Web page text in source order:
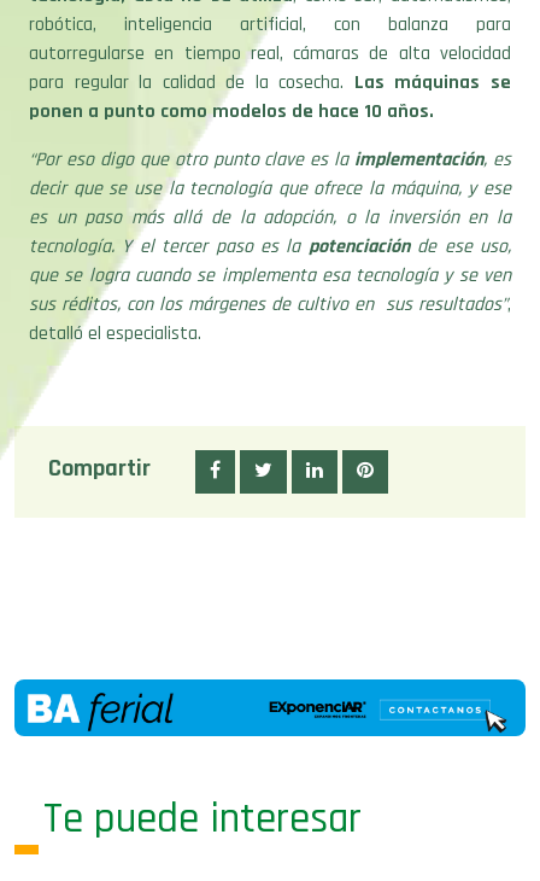
autorregularse en tiempo real, cámaras de alta velocidad
para regular la calidad de la cosecha.Las máquinas se
ponen a punto como modelos de hace 10 años.
“Por eso digo que otro punto clave es laimplementación
decir que se use la tecnología que ofrece la máquina, y ese
es un paso más allá de la adopción, o la inversión en la
tecnología. Y el tercer paso es lapotenciaciónde ese uso,
que se logra cuando se implementa esa tecnología y se ven
sus réditos, con los márgenes de cultivo en sus resultados”,
detalló el especialista.
Compartir